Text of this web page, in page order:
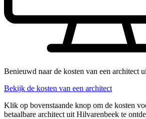
Benieuwd naar de kosten van een architect
Bekijk de kosten van een architect
Klik op bovenstaande knop om de kosten
betaalbare architect uit Hilvarenbeek te